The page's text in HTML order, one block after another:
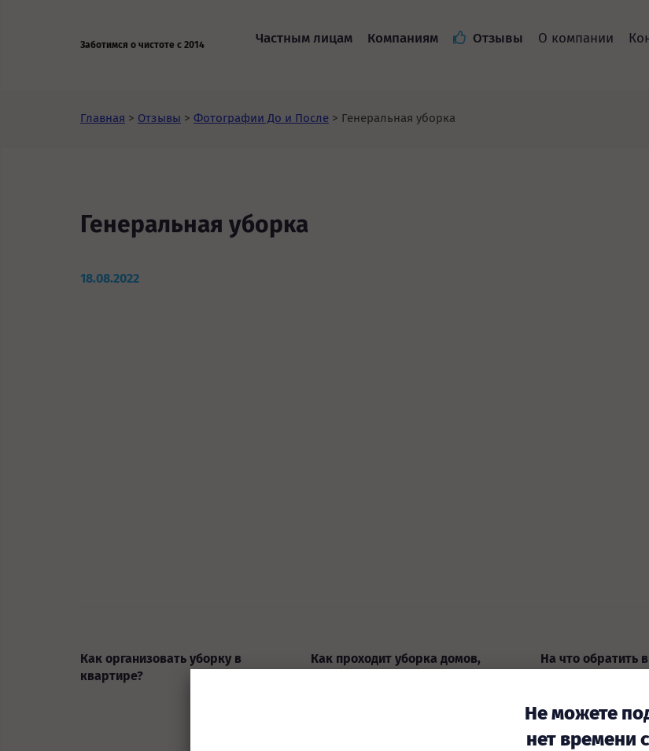
Заботимся о чистоте с 2014 Частным лицам Компаниям Отзывы О компании
Главная > Отзывы > Фотографии До и После > Генеральная уборка
Генеральная уборка
18.08.2022
Как организовать уборку в
квартире?
Как проходит уборка домов,
На что обратить
Не можете
нет времени